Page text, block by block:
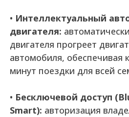
• Интеллектуальный
двигателя:
двигателя прогреет
автомобиля, обеспечивая
минут поездки для всей
• Бесключевой доступ
Smart): авторизация